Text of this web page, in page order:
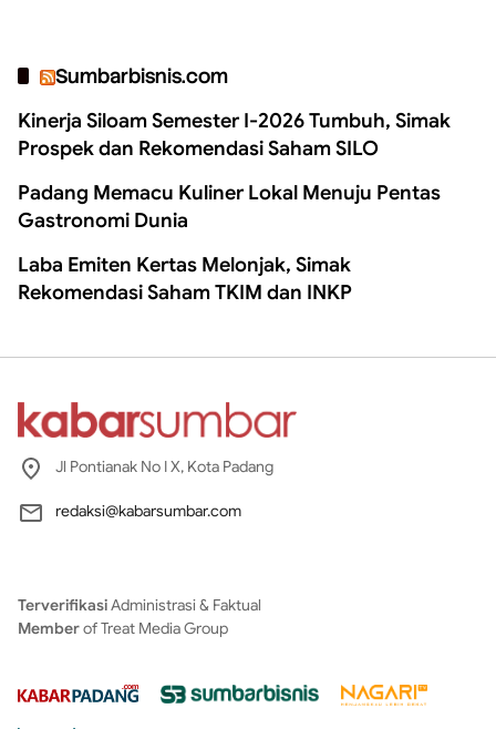
Sumbarbisnis.com
Kinerja Siloam Semester I-2026 Tumbuh, Simak
Prospek dan Rekomendasi Saham SILO
Padang Memacu Kuliner Lokal Menuju Pentas
Gastronomi Dunia
Laba Emiten Kertas Melonjak, Simak
Rekomendasi Saham TKIM dan INKP
Jl Pontianak No I X, Kota Padang
redaksi@kabarsumbar.com
TerverifikasiAdministrasi & Faktual
Memberof Treat Media Group